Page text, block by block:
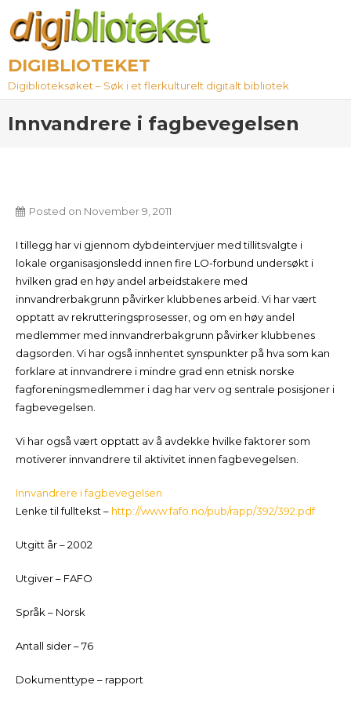
content
DIGIBLIOTEKET
Digiblioteksøket – Søk i et flerkulturelt digitalt bibliotek
Innvandrere i fagbevegelsen
Posted on November 9, 2011
I tillegg har vi gjennom dybdeintervjuer med tillitsvalgte i
lokale organisasjonsledd innen fire LO-forbund undersøkt i
hvilken grad en høy andel arbeidstakere med
innvandrerbakgrunn påvirker klubbenes arbeid. Vi har vært
opptatt av rekrutteringsprosesser, og om en høy andel
medlemmer med innvandrerbakgrunn påvirker klubbenes
dagsorden. Vi har også innhentet synspunkter på hva som kan
forklare at innvandrere i mindre grad enn etnisk norske
fagforeningsmedlemmer i dag har verv og sentrale posisjoner i
fagbevegelsen.
Vi har også vært opptatt av å avdekke hvilke faktorer som
motiverer innvandrere til aktivitet innen fagbevegelsen.
Innvandrere i fagbevegelsen
Lenke til fulltekst – http://www.fafo.no/pub/rapp/392/392.pdf
Utgitt år – 2002
Utgiver – FAFO
Språk – Norsk
Antall sider – 76
Dokumenttype – rapport